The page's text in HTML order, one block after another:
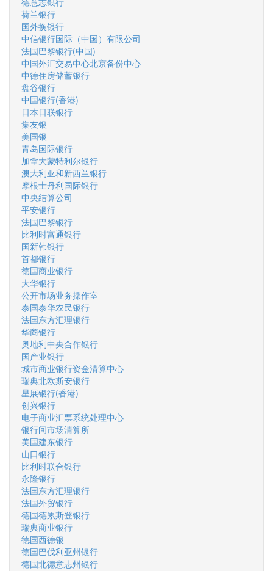
荷兰银行
国外换银行
中信银行国际（中国）有限公司
法国巴黎银行(中国)
中国外汇交易中心北京备份中心
中德住房储蓄银行
盘谷银行
中国银行(香港)
日本日联银行
集友银
美国银
青岛国际银行
加拿大蒙特利尔银行
澳大利亚和新西兰银行
摩根士丹利国际银行
中央结算公司
平安银行
法国巴黎银行
比利时富通银行
国新韩银行
首都银行
德国商业银行
大华银行
公开市场业务操作室
泰国泰华农民银行
法国东方汇理银行
华商银行
奥地利中央合作银行
国产业银行
城市商业银行资金清算中心
瑞典北欧斯安银行
星展银行(香港)
创兴银行
电子商业汇票系统处理中心
银行间市场清算所
美国建东银行
山口银行
比利时联合银行
永隆银行
法国东方汇理银行
法国外贸银行
德国德累斯登银行
瑞典商业银行
德国西德银
德国巴伐利亚州银行
德国北德意志州银行